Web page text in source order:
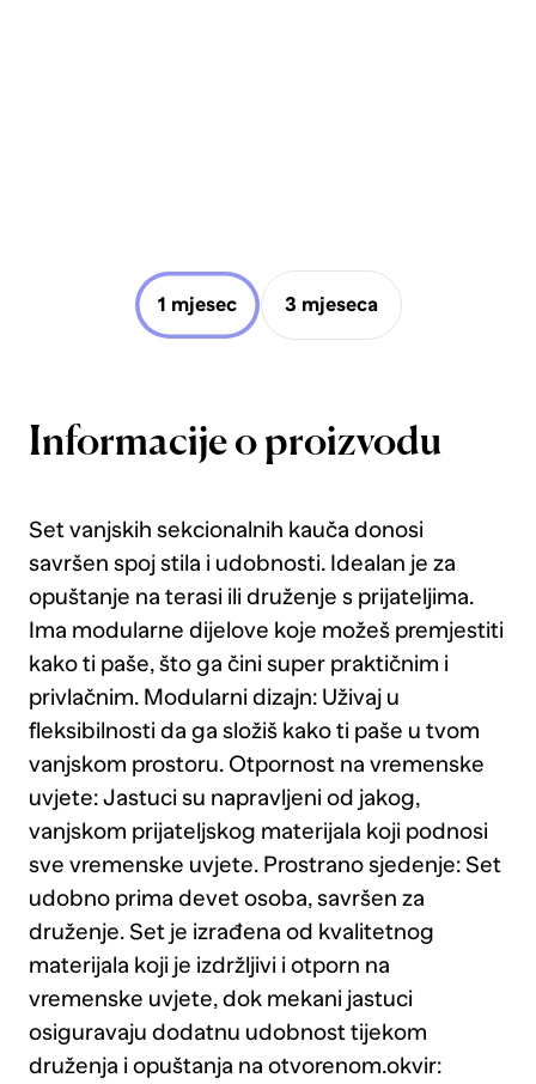
1 mjesec 3 mjeseca
Informacije o proizvodu
Set vanjskih sekcionalnih kauča donosi
savršen spoj stila i udobnosti. Idealan je za
opuštanje na terasi ili druženje s prijateljima.
Ima modularne dijelove koje možeš premjestiti
kako ti paše, što ga čini super praktičnim i
privlačnim. Modularni dizajn: Uživaj u
fleksibilnosti da ga složiš kako ti paše u tvom
vanjskom prostoru. Otpornost na vremenske
uvjete: Jastuci su napravljeni od jakog,
vanjskom prijateljskog materijala koji podnosi
sve vremenske uvjete. Prostrano sjedenje: Set
udobno prima devet osoba, savršen za
druženje. Set je izrađena od kvalitetnog
materijala koji je izdržljivi i otporn na
vremenske uvjete, dok mekani jastuci
osiguravaju dodatnu udobnost tijekom
druženja i opuštanja na otvorenom.okvir: